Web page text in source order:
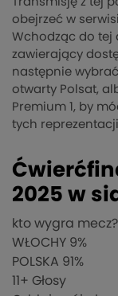
obejrzeć w
Wchodząc do tej
zawierający
następnie wybrać
otwarty Polsat,
Premium 1, by
tych
2025 w
kto wygra mecz?
WŁOCHY 9%
POLSKA 91%
11 + Głosy